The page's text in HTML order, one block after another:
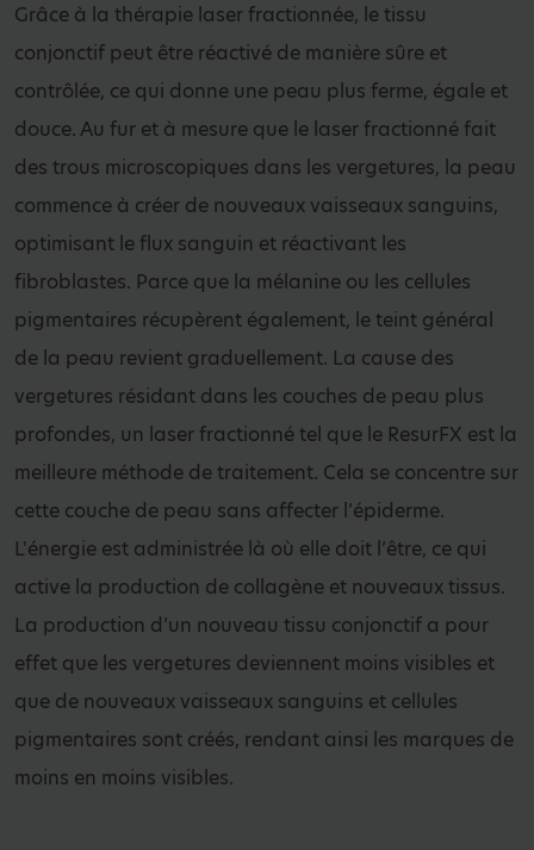
Grâce à la thérapie laser fractionnée, le tissu
conjonctif peut être réactivé de manière sûre et
contrôlée, ce qui donne une peau plus ferme, égale et
douce. Au fur et à mesure que le laser fractionné fait
des trous microscopiques dans les vergetures, la peau
commence à créer de nouveaux vaisseaux sanguins,
optimisant le flux sanguin et réactivant les
fibroblastes. Parce que la mélanine ou les cellules
pigmentaires récupèrent également, le teint général
de la peau revient graduellement. La cause des
vergetures résidant dans les couches de peau plus
profondes, un laser fractionné tel que le ResurFX est la
meilleure méthode de traitement. Cela se concentre sur
cette couche de peau sans affecter l’épiderme.
L'énergie est administrée là où elle doit l’être, ce qui
active la production de collagène et nouveaux tissus.
La production d’un nouveau tissu conjonctif a pour
effet que les vergetures deviennent moins visibles et
que de nouveaux vaisseaux sanguins et cellules
pigmentaires sont créés, rendant ainsi les marques de
moins en moins visibles.